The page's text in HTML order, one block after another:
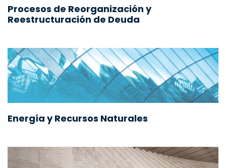
Procesos de Reorganización y
Reestructuración de Deuda
Energía y Recursos Naturales